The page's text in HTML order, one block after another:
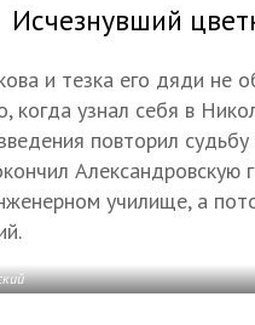
Исчезнувший
и тезка его дяди не
когда узнал себя в
повторил
Александровскую
училище, а